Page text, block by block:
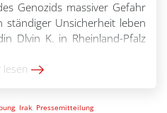
Genozids massiver Gefahr
Unsicherheit leben
Dlvin K. in Rheinland-Pfalz
lesen
, Irak, Pressemitteilung